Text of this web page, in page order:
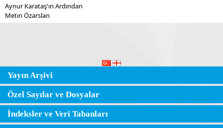
Aynur Karataş'ın Ardından
Metin Özarslan
Yayın Arşivi
Özel Sayılar ve Dosyalar
İndeksler ve Veri Tabanları